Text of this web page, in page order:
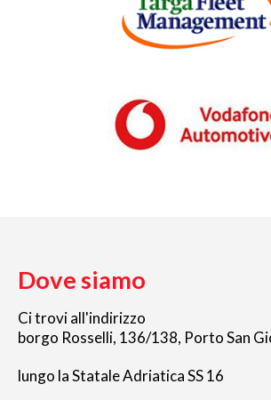
Dove siamo
Ci trovi all'indirizzo
borgo Rosselli, 136/138, Porto San
lungo la Statale Adriatica SS 16